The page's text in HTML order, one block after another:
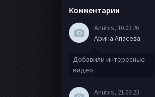
Комментарии
Anubis, 10.03.26
Арина Апасева
Добавили интересные
видео
Anubis, 21.03.23